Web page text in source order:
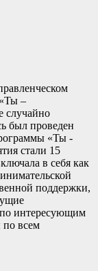
–
случайно
был проведен
«Ты -
стали 15
в себя как
поддержки,
интересующим
по всем